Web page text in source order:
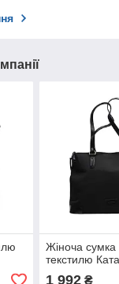
Жіноча сумка
текстилю
1 992₴